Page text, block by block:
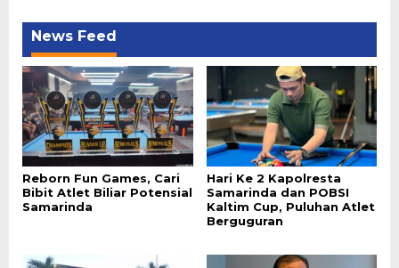
News Feed
Reborn Fun Games, Cari
Bibit Atlet Biliar Potensial
Samarinda
Hari Ke 2 Kapolresta
Samarinda dan POBSI
Kaltim Cup, Puluhan Atlet
Berguguran